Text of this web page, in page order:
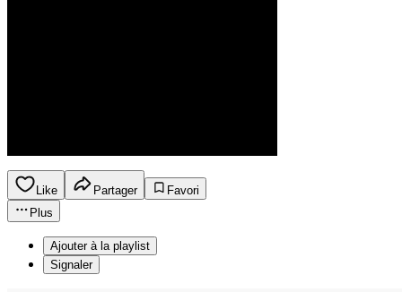
Like Partager
Favori
Plus
Ajouter à la playlist
Signaler